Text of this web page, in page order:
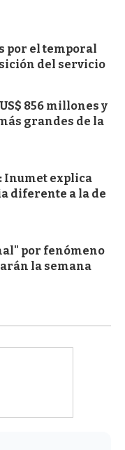
por el temporal
del servicio
856 millones y
grandes de la
Inumet explica
diferente a la de
por fenómeno
la semana